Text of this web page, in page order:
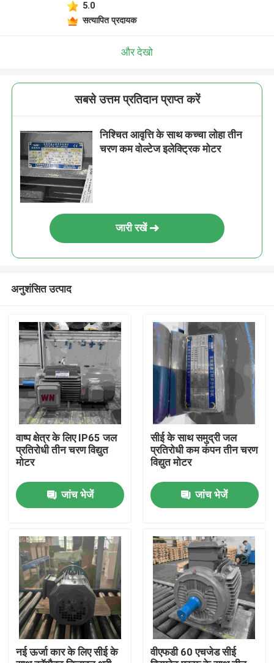
घर
उत्पादों
वीडियो
5.0
सत्यापित प्रदायक
और देखो
सबसे उत्तम प्रतिदान प्राप्त करें
निश्चित आवृत्ति के साथ कच्चा लोहा तीन
चरण कम वोल्टेज इलेक्ट्रिक मोटर
जारी रखें
अनुशंसित उत्पाद
वाष्प क्षेत्र के लिए IP65 जल
प्रतिरोधी तीन चरण विद्युत
मोटर
जांच भेजें
सीई के साथ समुद्री जल
प्रतिरोधी कम कंपन तीन चरण
विद्युत मोटर
जांच भेजें
नई ऊर्जा कार के लिए सीई के
वीएफडी 60 एचजेड सीई